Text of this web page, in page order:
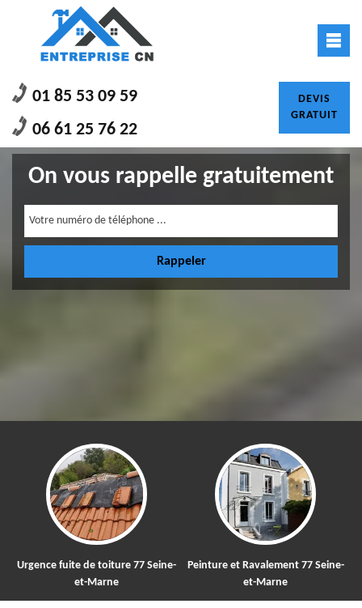
01 85 53 09 59
06 61 25 76 22
DEVIS
GRATUIT
On vous rappelle gratuitement
fuite de toiture 77 Seine-
et-Marne
Peinture et Ravalement 77 Seine-
et-Marne